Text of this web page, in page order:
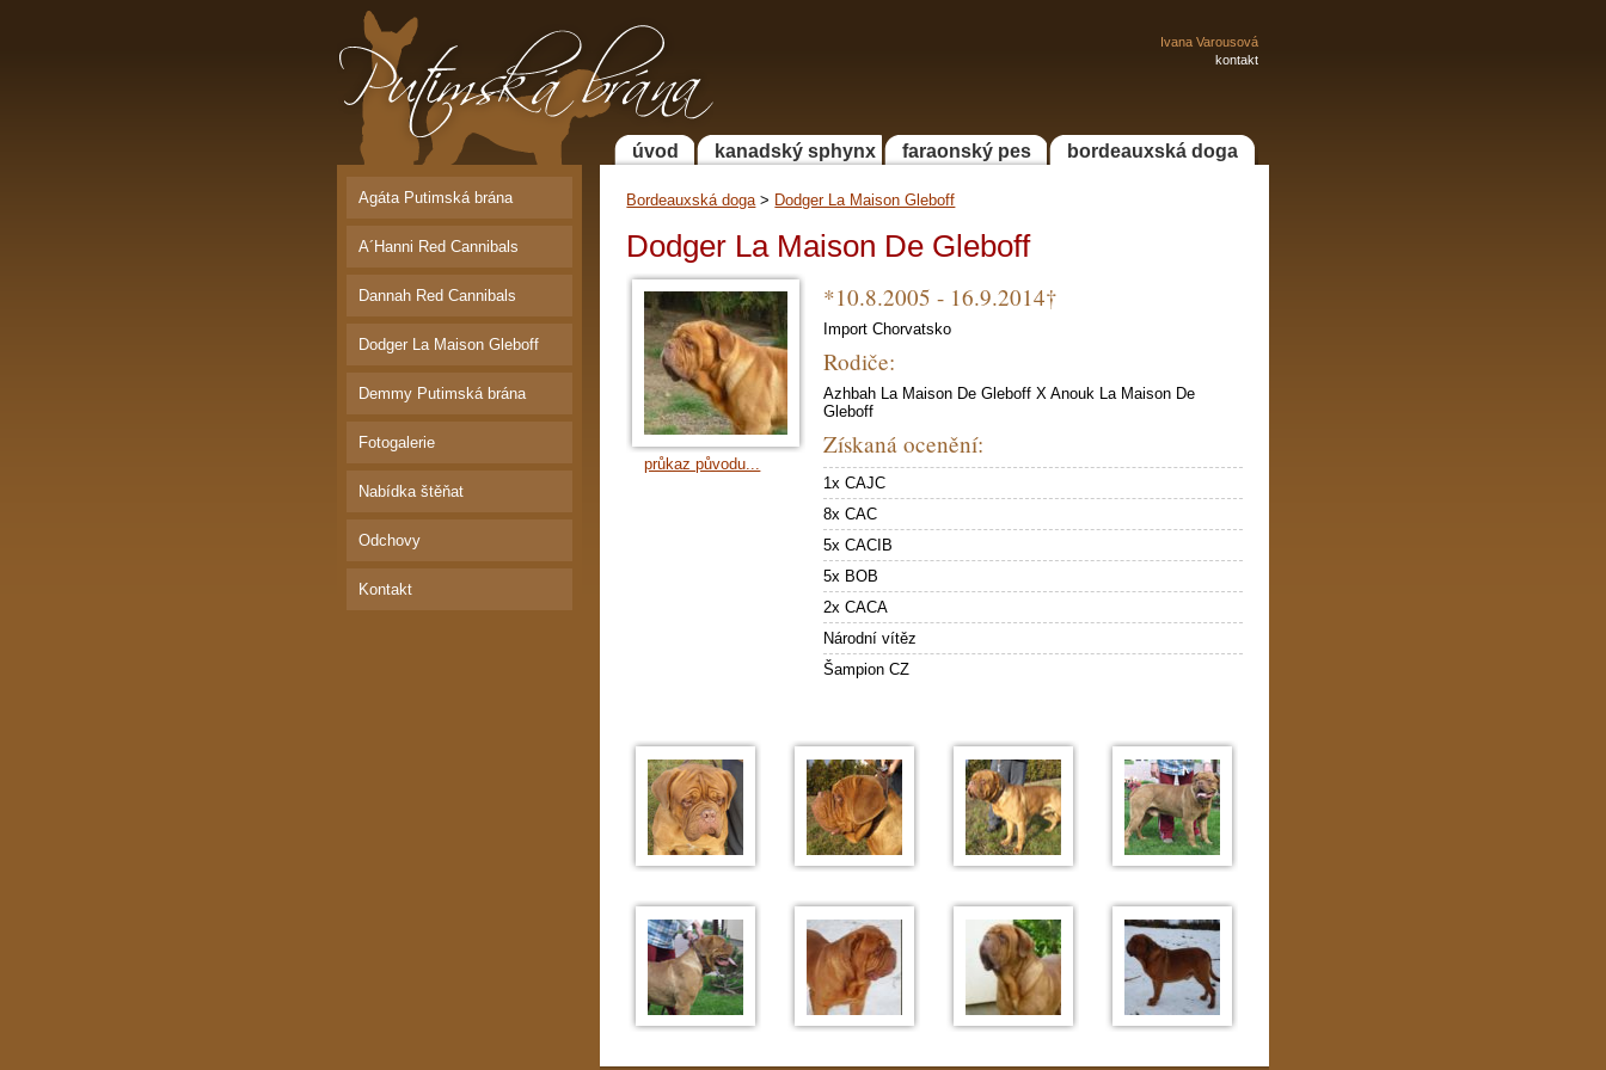
Putimská brána | Faraonský pes a
Bordeauxská doga
úvod kanadský sphynx faraonský pes bordeauxská doga
Agáta Putimská brána
A´Hanni Red Cannibals
Dannah Red Cannibals
Dodger La Maison Gleboff
Demmy Putimská brána
Fotogalerie
Nabídka štěňat
Odchovy
Kontakt
Bordeauxská doga> Dodger La Maison Gleboff
Dodger La Maison De Gleboff
průkaz původu...
*10.8.2005 - 16.9.2014†
Import Chorvatsko
Rodiče:
Azhbah La Maison De Gleboff X Anouk La Maison De
Gleboff
Získaná ocenění:
1x CAJC
8x CAC
5x CACIB
5x BOB
2x CACA
Národní vítěz
Šampion CZ
Ivana Varousová
kontakt